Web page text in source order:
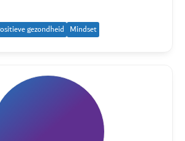
gezondheid Mindset